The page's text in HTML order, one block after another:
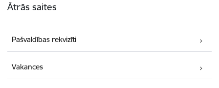
Ātrās saites
Pašvaldības rekvizīti
Vakances